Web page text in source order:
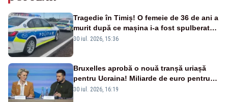
Tragedie în Timiș! O femeie de 36 de ani a
murit după ce mașina i-a fost spulberată
de tren
30 iul. 2026, 15:36
Bruxelles aprobă o nouă tranșă uriașă
pentru Ucraina! Miliarde de euro pentru
armament și apărare
30 iul. 2026, 16:19